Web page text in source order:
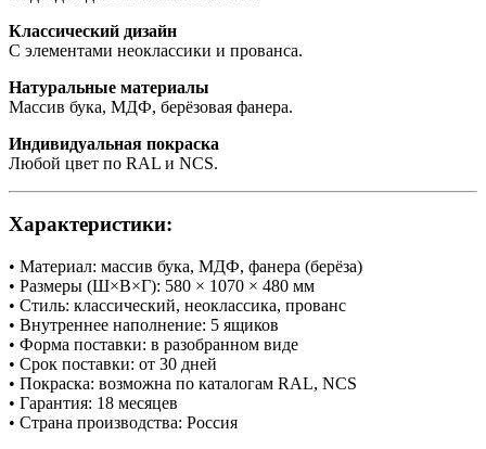
Классический дизайн
С элементами неоклассики и прованса.
Натуральные материалы
Массив бука, МДФ, берёзовая фанера.
Индивидуальная покраска
Любой цвет по RAL и NCS.
Характеристики:
• Материал: массив бука, МДФ, фанера (берёза)
• Размеры (Ш×В×Г): 580 × 1070 × 480 мм
• Стиль: классический, неоклассика, прованс
• Внутреннее наполнение: 5 ящиков
• Форма поставки: в разобранном виде
• Срок поставки: от 30 дней
• Покраска: возможна по каталогам RAL, NCS
• Гарантия: 18 месяцев
• Страна производства: Россия